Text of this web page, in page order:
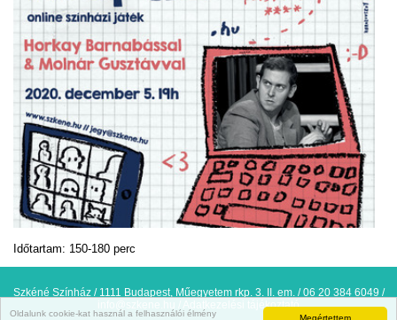
Megértettem
Oldalunk cookie-kat használ a felhasználói élmény
Időtartam: 150-180 perc
Szkéné Színház / 1111 Budapest, Műegyetem rkp. 3. II. em. / 06 20 384 6049 /
Adatkezelési tájékoztató